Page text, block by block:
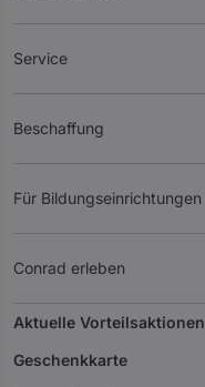
Service
Beschaffung
Für Bildungseinrichtungen
Conrad erleben
Aktuelle Vorteilsaktionen
Geschenkkarte